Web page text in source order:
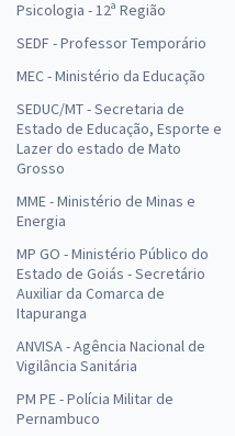
Psicologia - 12ª Região
SEDF - Professor Temporário
MEC - Ministério da Educação
SEDUC/MT - Secretaria de
Estado de Educação, Esporte e
Lazer do estado de Mato
Grosso
MME - Ministério de Minas e
Energia
MP GO - Ministério Público do
Estado de Goiás - Secretário
Auxiliar da Comarca de
Itapuranga
ANVISA - Agência Nacional de
Vigilância Sanitária
PM PE - Polícia Militar de
Pernambuco